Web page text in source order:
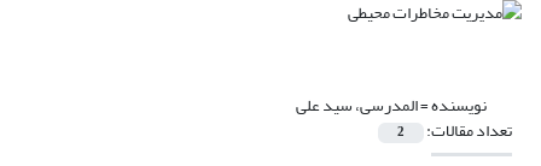
نویسنده =المدرسی، سید علی
تعداد مقالات: 2